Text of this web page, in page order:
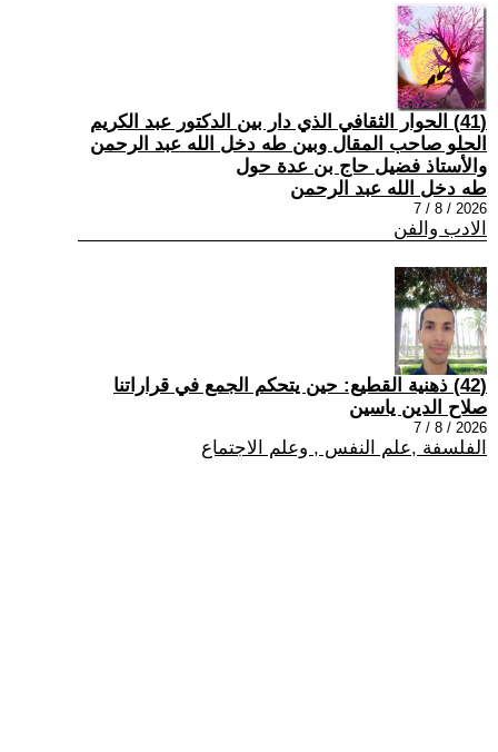
(41) الحوار الثقافي الذي دار بين الدكتور عبد الكريم
الحلو صاحب المقال وبين طه دخل الله عبد الرحمن
والأستاذ فضيل حاج بن عدة حول
طه دخل الله عبد الرحمن
2026 / 8 / 7
الادب والفن
(42) ذهنية القطيع: حين يتحكم الجمع في قراراتنا
صلاح الدين ياسين
2026 / 8 / 7
الفلسفة ,علم النفس , وعلم الاجتماع